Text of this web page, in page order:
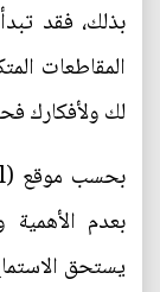
بذلك، فقد
المقاطعات
لك ولأفكارك
بعدم الأهمية
يستحق